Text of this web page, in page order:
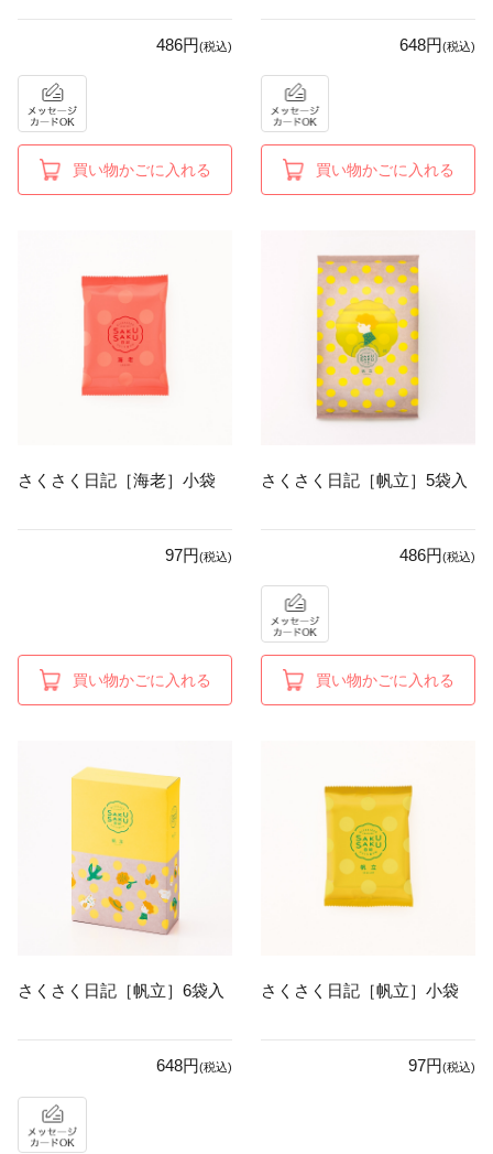
486円(税込)
買い物かごに入れる
648円(税込)
買い物かごに入れる
さくさく日記［海老］小袋
97円(税込)
買い物かごに入れる
さくさく日記［帆立］5袋入
486円(税込)
買い物かごに入れる
さくさく日記［帆立］6袋入
648円(税込)
さくさく日記［帆立］小袋
97円(税込)